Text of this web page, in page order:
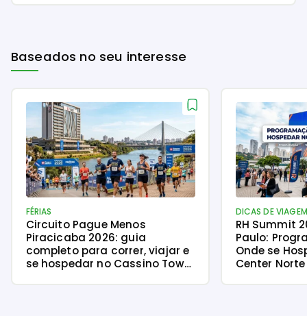
Baseados no seu interesse
FÉRIAS
Circuito Pague Menos
Piracicaba 2026: guia
completo para correr, viajar e
se hospedar no Cassino Tower
DICAS DE VIAGEM
RH Summit
Paulo:
Onde se
Center Norte